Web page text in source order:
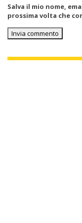
Salva il mio nome,
prossima volta che